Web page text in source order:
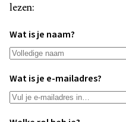
lezen:
Wat is je naam?
Wat is je e-mailadres?